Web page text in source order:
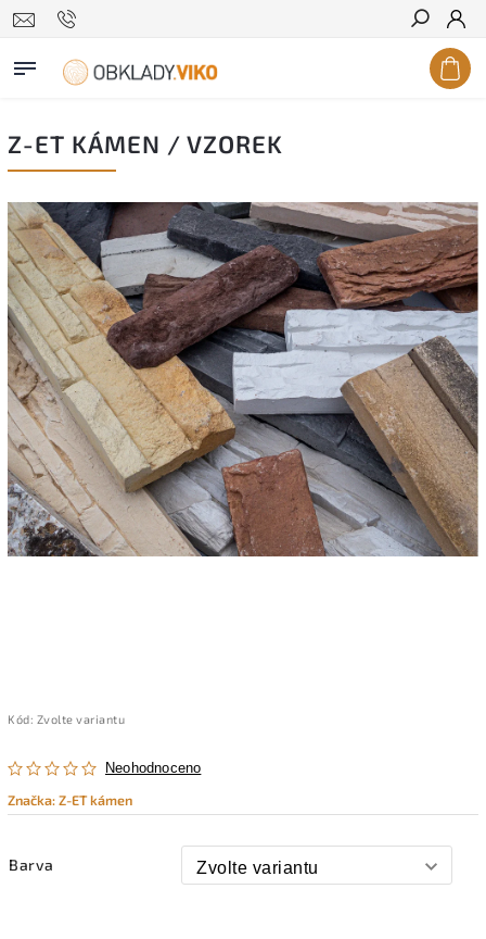
Hledat
Z-ET KÁMEN / VZOREK
Kód: Zvolte variantu
Neohodnoceno
Značka:Z-ET kámen
Barva